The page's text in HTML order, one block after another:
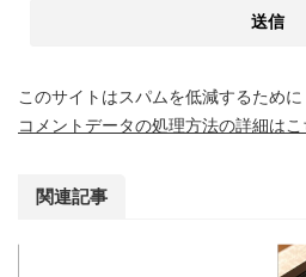
このサイトはスパムを低減するため
コメントデータの処理方法の詳細は
関連記事